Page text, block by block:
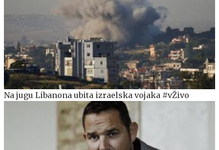
Na jugu Libanona ubita izraelska vojaka #vŽivo